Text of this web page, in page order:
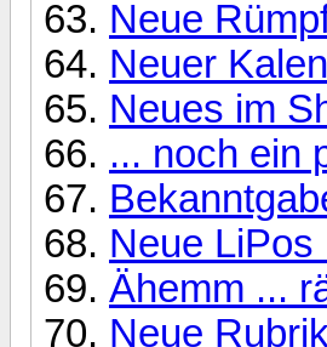
Neue
Neuer
Neues im
... noch ein
Neue
Ähemm ...
Neue